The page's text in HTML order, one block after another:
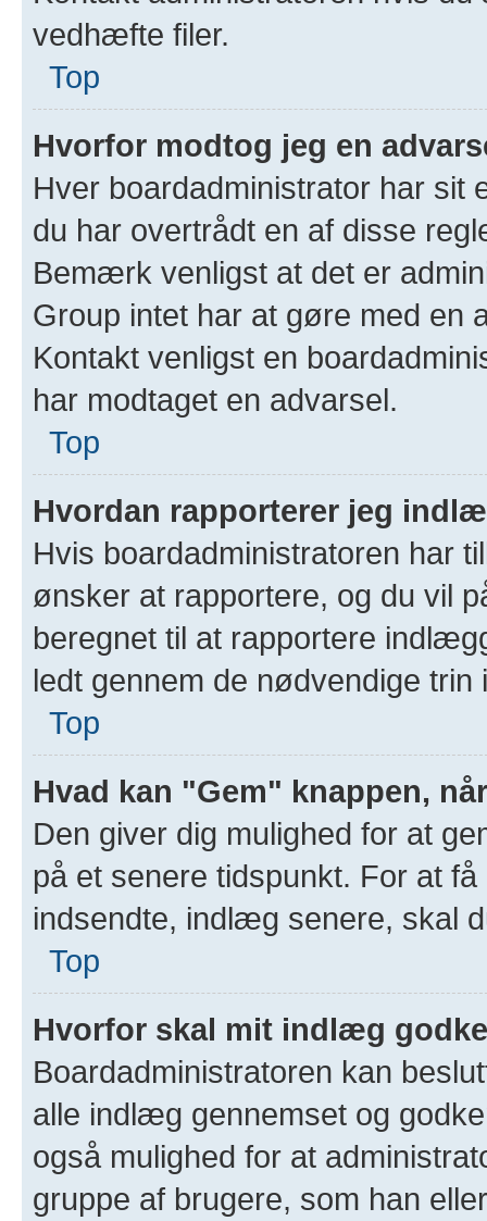
vedhæfte filer.
Top
Hvorfor modtog jeg en
Hver boardadministrator har
du har overtrådt en af disse
Bemærk venligst at det er
Group intet har at gøre med en
Kontakt venligst en
har modtaget en advarsel.
Top
Hvordan rapporterer jeg
Hvis boardadministratoren har
ønsker at rapportere, og du vil
beregnet til at rapportere
ledt gennem de nødvendige
Top
Hvad kan "Gem" knappen,
Den giver dig mulighed for at
på et senere tidspunkt. For at
indsendte, indlæg senere, skal
Top
Hvorfor skal mit indlæg
Boardadministratoren kan
alle indlæg gennemset og
også mulighed for at
gruppe af brugere, som han